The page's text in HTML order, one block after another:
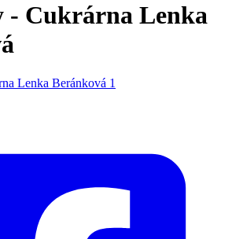
- Cukrárna Lenka